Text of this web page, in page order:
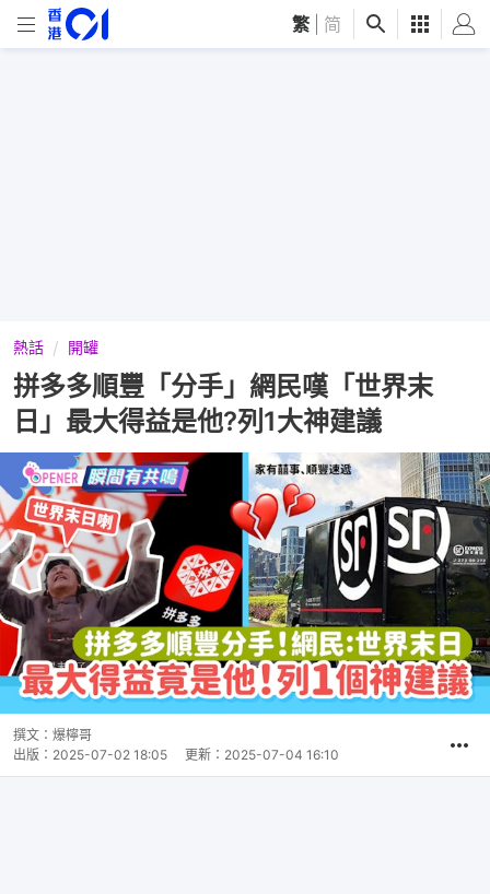
繁 简
熱話 開罐
拼多多順豐「分手」網民嘆「世界末
日」最大得益是他?列1大神建議
撰文： 爆檸哥
出版： 2025-07-02 18:05 更新： 2025-07-04 16:10